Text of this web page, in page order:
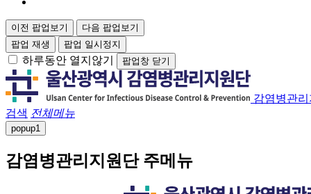
이전 팝업보기
다음 팝업보기
팝업 재생
팝업 일시정지
하루동안 열지않기 팝업창 닫기
감염병관
검색 전체메뉴
popup1
감염병관리지원단 주메뉴